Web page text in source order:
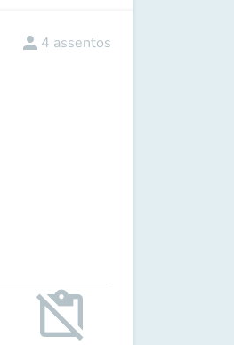
person 4 assentos
content_paste_off